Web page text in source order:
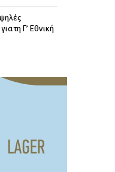
τη Γ’ Εθνική